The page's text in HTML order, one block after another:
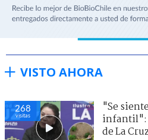
VISTO AHORA
268
visitas
"Se
infantil":
de La